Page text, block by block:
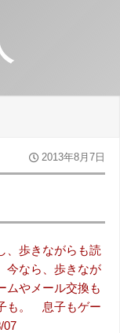
2013年8月7日
、歩きながらも読
今なら、歩きなが
やメール交換も
も。 息子もゲー
07